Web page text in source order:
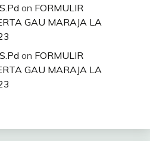
on FORMULIR
GAU MARAJA LA
on FORMULIR
GAU MARAJA LA